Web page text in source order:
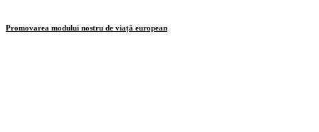
Promovarea modului nostru de viață european